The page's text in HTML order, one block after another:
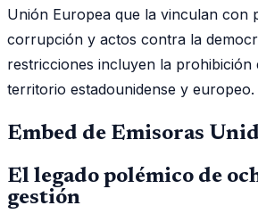
Unión Europea que la vinculan con
corrupción y actos contra la
restricciones incluyen la prohibición
territorio estadounidense y europeo.
Embed de Emisoras
El legado polémico de
gestión